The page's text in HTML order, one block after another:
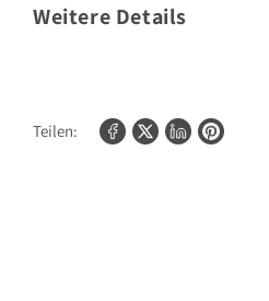
Weitere Details
Teilen: